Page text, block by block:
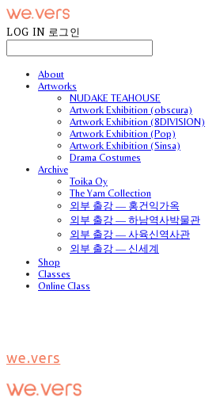
LOG IN 로그인
About
Artworks
NUDAKE TEAHOUSE
Artwork Exhibition (obscura)
Artwork Exhibition (8DIVISION)
Artwork Exhibition (Pop)
Artwork Exhibition (Sinsa)
Drama Costumes
Archive
Toika Oy
The Yarn Collection
외부 출강 — 홍건익가옥
외부 출강 — 하남역사박물관
외부 출강 — 사육신역사관
외부 출강 — 신세계
Shop
Classes
Online Class
we.vers